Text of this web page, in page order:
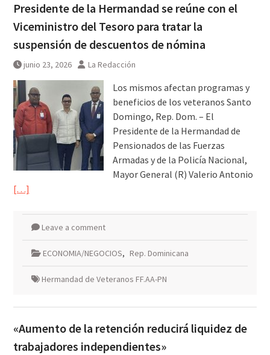
Presidente de la Hermandad se reúne con el
Viceministro del Tesoro para tratar la
suspensión de descuentos de nómina
junio 23, 2026 La Redacción
Los mismos afectan programas y
beneficios de los veteranos Santo
Domingo, Rep. Dom. – El
Presidente de la Hermandad de
Pensionados de las Fuerzas
Armadas y de la Policía Nacional,
Mayor General (R) Valerio Antonio
[…]
Leave a comment
ECONOMIA/NEGOCIOS, Rep. Dominicana
Hermandad de Veteranos FF.AA-PN
«Aumento de la retención reducirá liquidez de
trabajadores independientes»